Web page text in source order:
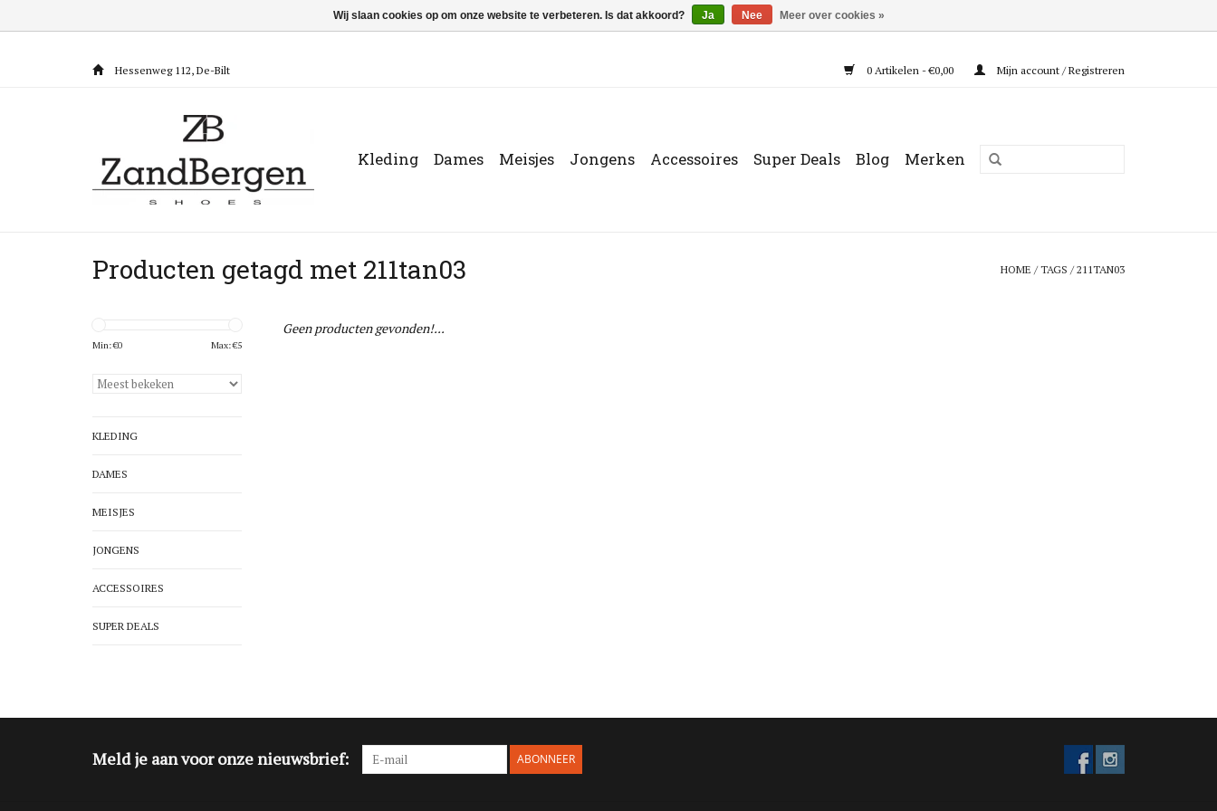
Hessenweg 112, De-Bilt 0 Artikelen - €0,00 Mijn account / Registreren
Kleding Dames Meisjes Jongens Accessoires Super Deals Blog Merken
Producten getagd met 211tan03 HOME /TAGS /211TAN03
Min: €0 Max: €5
KLEDING
DAMES
MEISJES
JONGENS
ACCESSOIRES
SUPER DEALS
Geen producten gevonden!...
Meld je aan voor onze nieuwsbrief: ABONNEER
Wij slaan cookies op om onze website te verbeteren. Is dat akkoord? Ja Nee Meer over cookies »